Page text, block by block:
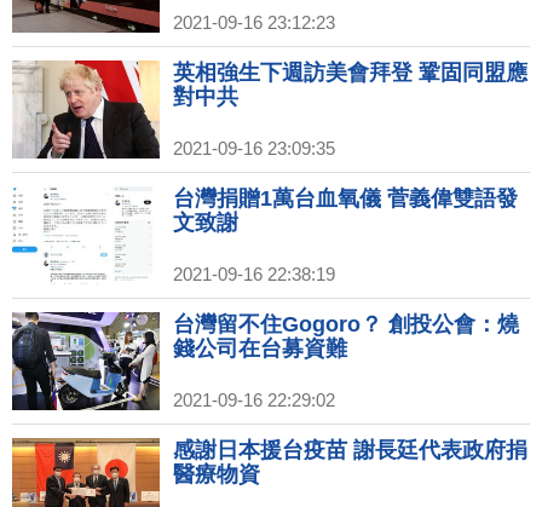
2021-09-16 23:12:23
英相強生下週訪美會拜登 鞏固同盟應
對中共
2021-09-16 23:09:35
台灣捐贈1萬台血氧儀 菅義偉雙語發
文致謝
2021-09-16 22:38:19
台灣留不住Gogoro？ 創投公會：燒
錢公司在台募資難
2021-09-16 22:29:02
感謝日本援台疫苗 謝長廷代表政府捐
醫療物資